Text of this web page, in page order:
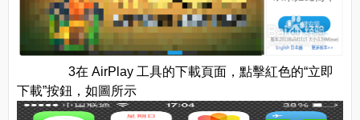
3在 AirPlay 工具的下載頁面，點擊紅色的“立即
下載”按鈕，如圖所示